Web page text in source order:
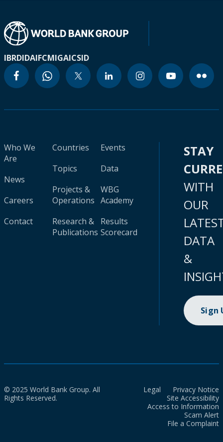
IBRDIDAIFCMIGAICSID
Who We
Are
News
Careers
Contact
Countries
Topics
Projects &
Operations
Research &
Publications
Events
Data
WBG
Academy
Results
Scorecard
STAY
WITH
OUR
DATA
&
Sign
© 2025 World Bank Group. All
Rights Reserved.
Legal
Privacy Notice
Site Accessibility
Access to Information
Scam Alert
File a Complaint